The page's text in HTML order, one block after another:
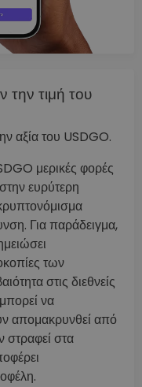
την τιμή του
αξία του USDGO.
μερικές φορές
ευρύτερη
Για παράδειγμα,
των
στις διεθνείς
να
απομακρυνθεί από
στραφεί στα